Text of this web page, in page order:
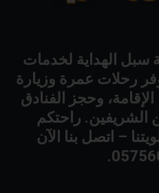
الهداية لخدمات
رحلات عمرة وزيارة
وحجز الفنادق
الشريفين. راحتكم
– اتصل بنا الآن